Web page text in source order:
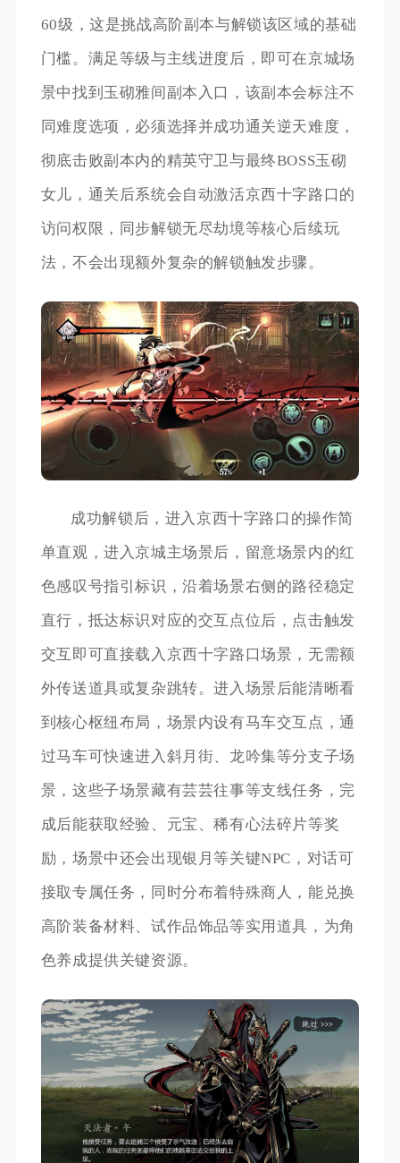
60级，这是挑战高阶副本与解锁该区域的基础
门槛。满足等级与主线进度后，即可在京城场
景中找到玉砌雅间副本入口，该副本会标注不
同难度选项，必须选择并成功通关逆天难度，
彻底击败副本内的精英守卫与最终BOSS玉砌
女儿，通关后系统会自动激活京西十字路口的
访问权限，同步解锁无尽劫境等核心后续玩
法，不会出现额外复杂的解锁触发步骤。
成功解锁后，进入京西十字路口的操作简
单直观，进入京城主场景后，留意场景内的红
色感叹号指引标识，沿着场景右侧的路径稳定
直行，抵达标识对应的交互点位后，点击触发
交互即可直接载入京西十字路口场景，无需额
外传送道具或复杂跳转。进入场景后能清晰看
到核心枢纽布局，场景内设有马车交互点，通
过马车可快速进入斜月街、龙吟集等分支子场
景，这些子场景藏有芸芸往事等支线任务，完
成后能获取经验、元宝、稀有心法碎片等奖
励，场景中还会出现银月等关键NPC，对话可
接取专属任务，同时分布着特殊商人，能兑换
高阶装备材料、试作品饰品等实用道具，为角
色养成提供关键资源。